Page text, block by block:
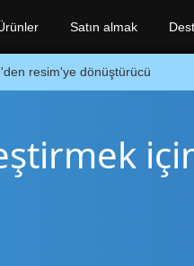
resim'ye dönüştürücü
Satın almak